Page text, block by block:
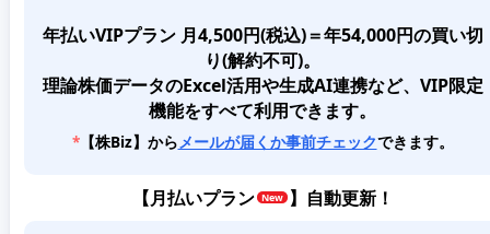
年払いVIPプラン 月4,500円(税込)＝年54,000円の買い切
り(解約不可)。
理論株価データのExcel活用や生成AI連携など、VIP限定
機能をすべて利用できます。
*【株Biz】から メールが届くか事前チェックできます。
【月払いプラン 】自動更新！